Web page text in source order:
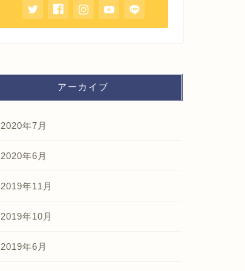
アーカイブ
2020年7月
2020年6月
2019年11月
2019年10月
2019年6月